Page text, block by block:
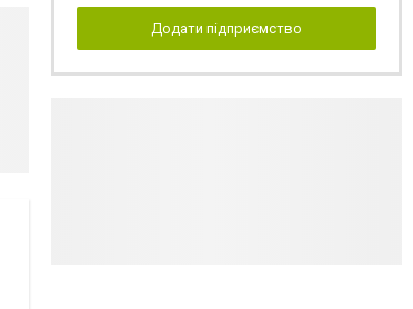
Додати підприємство